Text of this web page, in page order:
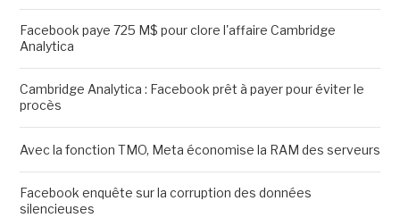
Facebook paye 725 M$ pour clore l'affaire Cambridge
Analytica
Cambridge Analytica : Facebook prêt à payer pour éviter le
procès
Avec la fonction TMO, Meta économise la RAM des serveurs
Facebook enquête sur la corruption des données
silencieuses